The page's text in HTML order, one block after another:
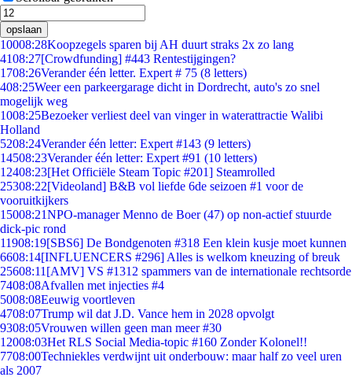
opslaan
10008:28Koopzegels sparen bij AH duurt straks 2x zo lang
4108:27[Crowdfunding] #443 Rentestijgingen?
1708:26Verander één letter. Expert # 75 (8 letters)
408:25Weer een parkeergarage dicht in Dordrecht, auto's zo snel
mogelijk weg
1008:25Bezoeker verliest deel van vinger in waterattractie Walibi
Holland
5208:24Verander één letter: Expert #143 (9 letters)
14508:23Verander één letter: Expert #91 (10 letters)
12408:23[Het Officiële Steam Topic #201] Steamrolled
25308:22[Videoland] B&B vol liefde 6de seizoen #1 voor de
vooruitkijkers
15008:21NPO-manager Menno de Boer (47) op non-actief stuurde
dick-pic rond
11908:19[SBS6] De Bondgenoten #318 Een klein kusje moet kunnen
6608:14[INFLUENCERS #296] Alles is welkom kneuzing of breuk
25608:11 [AMV] VS #1312 spammers van de internationale rechtsorde
7408:08Afvallen met injecties #4
5008:08Eeuwig voortleven
4708:07Trump wil dat J.D. Vance hem in 2028 opvolgt
9308:05Vrouwen willen geen man meer #30
12008:03Het RLS Social Media-topic #160 Zonder Kolonel!!
7708:00Techniekles verdwijnt uit onderbouw: maar half zo veel uren
als 2007